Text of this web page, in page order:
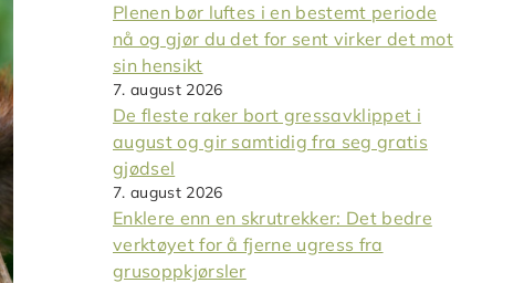
Plenen bør luftes i en bestemt periode
nå og gjør du det for sent virker det mot
sin hensikt
7. august 2026
De fleste raker bort gressavklippet i
august og gir samtidig fra seg gratis
gjødsel
7. august 2026
Enklere enn en skrutrekker: Det bedre
verktøyet for å fjerne ugress fra
grusoppkjørsler